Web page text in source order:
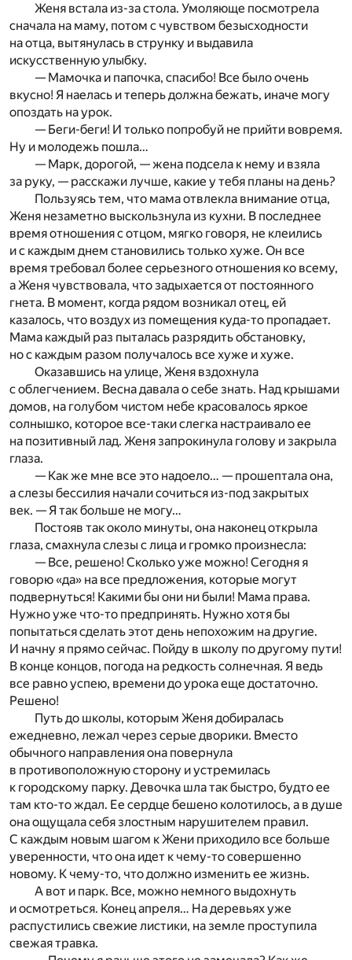
Женя встала из-за стола. Умоляюще посмотрела
сначала на маму, потом с чувством безысходности
на отца, вытянулась в струнку и выдавила
искусственную улыбку.
— Мамочка и папочка, спасибо! Все было очень
вкусно! Я наелась и теперь должна бежать, иначе могу
опоздать на урок.
— Беги-беги! И только попробуй не прийти вовремя.
Ну и молодежь пошла…
— Марк, дорогой, — жена подсела к нему и взяла
за руку, — расскажи лучше, какие у тебя планы на день?
Пользуясь тем, что мама отвлекла внимание отца,
Женя незаметно выскользнула из кухни. В последнее
время отношения с отцом, мягко говоря, не клеились
и с каждым днем становились только хуже. Он все
время требовал более серьезного отношения ко всему,
а Женя чувствовала, что задыхается от постоянного
гнета. В момент, когда рядом возникал отец, ей
казалось, что воздух из помещения куда-то пропадает.
Мама каждый раз пыталась разрядить обстановку,
но с каждым разом получалось все хуже и хуже.
Оказавшись на улице, Женя вздохнула
с облегчением. Весна давала о себе знать. Над крышами
домов, на голубом чистом небе красовалось яркое
солнышко, которое все-таки слегка настраивало ее
на позитивный лад. Женя запрокинула голову и закрыла
глаза.
— Как же мне все это надоело… — прошептала она,
а слезы бессилия начали сочиться из-под закрытых
век. — Я так больше не могу…
Постояв так около минуты, она наконец открыла
глаза, смахнула слезы с лица и громко произнесла:
— Все, решено! Сколько уже можно! Сегодня я
говорю «да» на все предложения, которые могут
подвернуться! Какими бы они ни были! Мама права.
Нужно уже что-то предпринять. Нужно хотя бы
попытаться сделать этот день непохожим на другие.
И начну я прямо сейчас. Пойду в школу по другому пути!
В конце концов, погода на редкость солнечная. Я ведь
все равно успею, времени до урока еще достаточно.
Решено!
Путь до школы, которым Женя добиралась
ежедневно, лежал через серые дворики. Вместо
обычного направления она повернула
в противоположную сторону и устремилась
к городскому парку. Девочка шла так быстро, будто ее
там кто-то ждал. Ее сердце бешено колотилось, а в душе
она ощущала себя злостным нарушителем правил.
С каждым новым шагом к Жени приходило все больше
уверенности, что она идет к чему-то совершенно
новому. К чему-то, что должно изменить ее жизнь.
А вот и парк. Все, можно немного выдохнуть
и осмотреться. Конец апреля… На деревьях уже
распустились свежие листики, на земле проступила
свежая травка.